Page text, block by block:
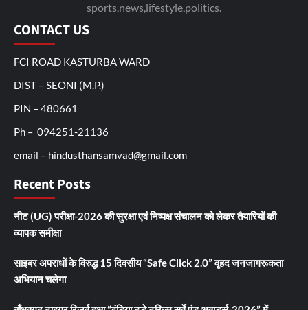
sports,news,lifestyle,politics.
CONTACT US
FCI ROAD KASTURBA WARD
DIST – SEONI (M.P.)
PIN – 480661
Ph – 094251-21136
email – hindusthansamvad@gmail.com
Recent Posts
नीट (UG) परीक्षा-2026 की सुरक्षा एवं निष्पक्ष संचालन को लेकर तैयारियों की
व्यापक समीक्षा
साइबर अपराधों के विरुद्ध 15 दिवसीय “Safe Click 2.0” वृहद जनजागरूकता
अभियान चलेगा